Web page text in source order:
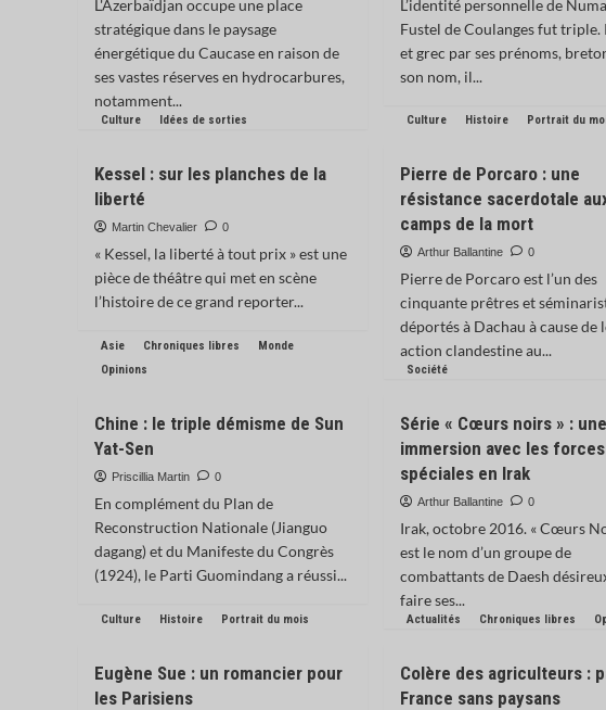
L'Azerbaïdjan occupe une place
stratégique dans le paysage
énergétique du Caucase en raison de
ses vastes réserves en hydrocarbures,
notamment...
L’identité personnelle de
Fustel de Coulanges fut triple.
et grec par ses prénoms,
son nom, il...
Culture Idées de sorties
Kessel : sur les planches de la
liberté
Martin Chevalier 0
« Kessel, la liberté à tout prix » est une
pièce de théâtre qui met en scène
l’histoire de ce grand reporter...
Culture Histoire Portrait du
Pierre de Porcaro : une
résistance sacerdotale
camps de la mort
Arthur Ballantine 0
Pierre de Porcaro est l’un des
cinquante prêtres et
déportés à Dachau à cause de
action clandestine au...
Asie Chroniques libres
Monde
Opinions
Chine : le triple démisme de Sun
Yat-Sen
Priscillia Martin 0
En complément du Plan de
Reconstruction Nationale (Jianguo
dagang) et du Manifeste du Congrès
(1924), le Parti Guomindang a réussi...
Société
Série « Cœurs noirs » : une
immersion avec les forces
spéciales en Irak
Arthur Ballantine 0
Irak, octobre 2016. « Cœurs
est le nom d’un groupe de
combattants de Daesh
faire ses...
Culture Histoire Portrait du mois
Eugène Sue : un romancier pour
les Parisiens
Actualités Chroniques libres
Colère des agriculteurs :
France sans paysans